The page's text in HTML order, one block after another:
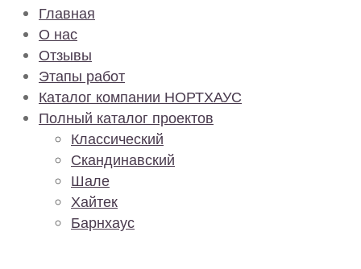
Главная
О нас
Отзывы
Этапы работ
Каталог компании НОРТХАУС
Полный каталог проектов
Классический
Скандинавский
Шале
Хайтек
Барнхаус